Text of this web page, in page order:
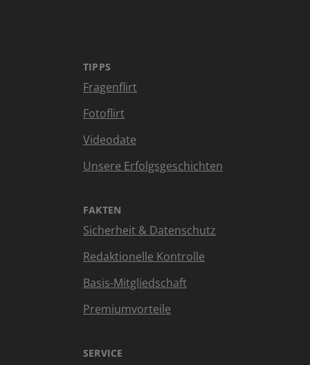
TIPPS
Fragenflirt
Fotoflirt
Videodate
Unsere Erfolgsgeschichten
FAKTEN
Sicherheit & Datenschutz
Redaktionelle Kontrolle
Basis-Mitgliedschaft
Premiumvorteile
SERVICE